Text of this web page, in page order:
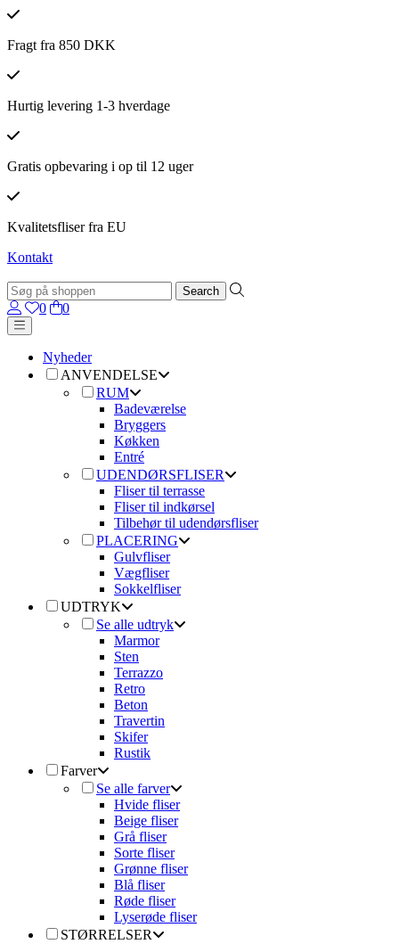
Fragt fra 850 DKK
Hurtig levering 1-3 hverdage
Gratis opbevaring i op til 12 uger
Kvalitetsfliser fra EU
Kontakt
0 0
Nyheder
ANVENDELSE
RUM
Badeværelse
Bryggers
Køkken
Entré
UDENDØRSFLISER
Fliser til terrasse
Fliser til indkørsel
Tilbehør til udendørsfliser
PLACERING
Gulvfliser
Vægfliser
Sokkelfliser
UDTRYK
Se alle udtryk
Marmor
Sten
Terrazzo
Retro
Beton
Travertin
Skifer
Rustik
Farver
Se alle farver
Hvide fliser
Beige fliser
Grå fliser
Sorte fliser
Grønne fliser
Blå fliser
Røde fliser
Lyserøde fliser
STØRRELSER